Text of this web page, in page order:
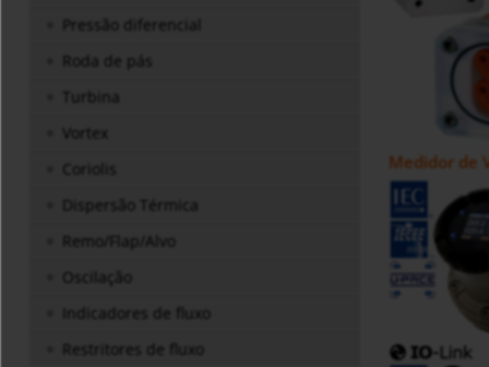
Pressão diferencial
Roda de pás
Turbina
Vortex
Coriolis
Dispersão Térmica
Remo/Flap/Alvo
Oscilação
Indicadores de fluxo
Restritores de fluxo
Medidor de